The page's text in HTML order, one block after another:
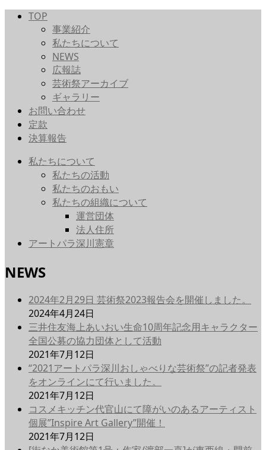
TOP
事業紹介
私たちについて
NEWS
広報誌
芸術祭アーカイブ
ギャラリー
お問い合わせ
定款
決算報告
私たちについて
私たちの活動
私たちのおもい
私たちの組織について
運営団体
法人住所
アートパラ深川憲章
NEWS
2024年2月29日 芸術祭2023報告会を開催しました。
2024年4月24日
三井住友海上あいおい生命10周年記念用キャラクター
全国公募の協力団体として活動
2021年7月12日
“2021アートパラ深川おしゃべりな芸術祭”の記者発表
をオンラインにて行いました。
2021年7月12日
コスメキッチン代官山にて障がいのあるアーティスト
個展”Inspire Art Gallery”開催！
2021年7月12日